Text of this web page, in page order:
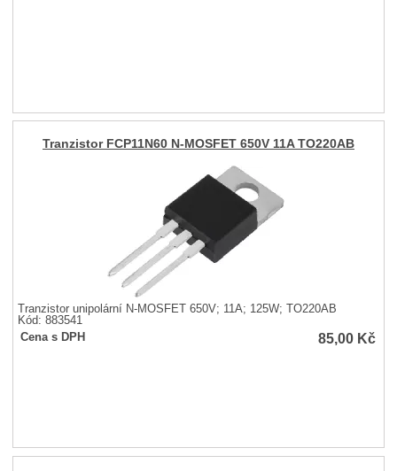
Tranzistor FCP11N60 N-MOSFET 650V 11A TO220AB
Tranzistor unipolární N-MOSFET 650V; 11A; 125W; TO220AB
Kód: 883541
Cena s DPH
85,00 Kč